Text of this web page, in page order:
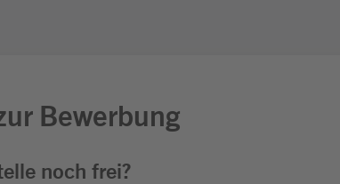
Bewerbung
noch frei?